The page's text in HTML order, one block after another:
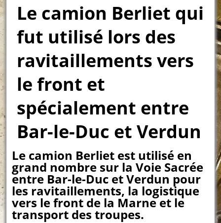
Le camion Berliet qui
fut utilisé lors des
ravitaillements vers
le front et
spécialement entre
Bar-le-Duc et Verdun
Le camion Berliet est utilisé en
grand nombre sur la Voie Sacrée
entre Bar-le-Duc et Verdun pour
les ravitaillements, la logistique
vers le front de la Marne et le
transport des troupes.